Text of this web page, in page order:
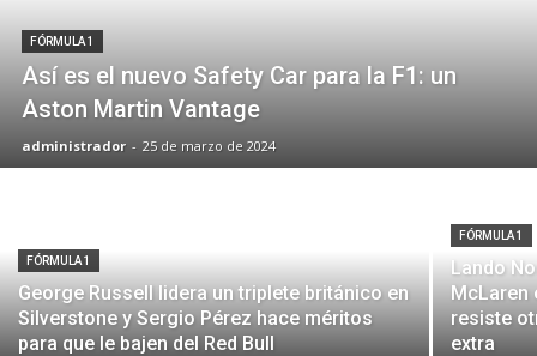
FÓRMULA 1
Así es el nuevo Safety Car para la F1: un
Aston Martin Vantage
administrador - 25 de marzo de 2024
FÓRMULA 1
George Russell lidera un triplete británico en
Silverstone y Sergio Pérez hace méritos
para que le bajen del Red Bull
FÓRMULA 1
Lando
McLaren
resiste
extra